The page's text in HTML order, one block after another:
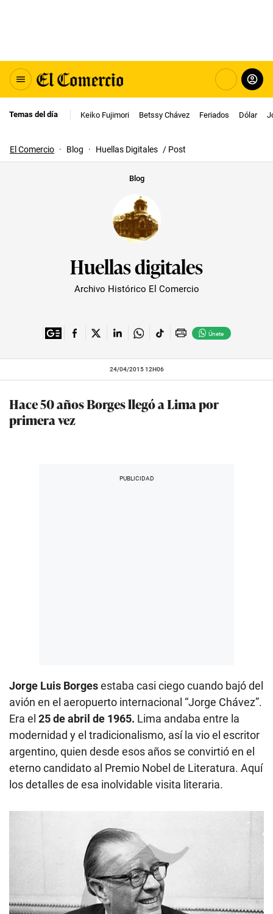
Temas del día Keiko Fujimori Betssy Chávez Feriados Dólar
El Comercio · Blog · Huellas Digitales / Post
Blog
Huellas digitales
Archivo Histórico El Comercio
Únete
24/04/2015 12H06
Hace 50 años Borges llegó a Lima por
primera vez
Jorge Luis Borgesestaba casi ciego cuando bajó del
avión en el aeropuerto internacional “Jorge Chávez”.
Era el 25 de abril de 1965. Lima andaba entre la
modernidad y el tradicionalismo, así la vio el escritor
argentino, quien desde esos años se convirtió en el
eterno candidato al Premio Nobel de Literatura. Aquí
los detalles de esa inolvidable visita literaria.